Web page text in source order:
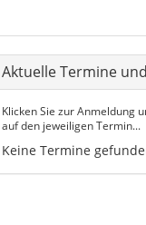
Aktuelle Termine
Klicken Sie zur Anmeldung
auf den jeweiligen Termin...
Keine Termine